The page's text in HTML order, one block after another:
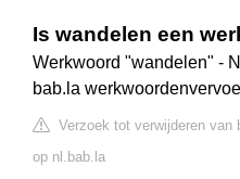
Is wandelen een
Werkwoord "wandelen" -
bab.la
Verzoek tot verwijderen van
op nl.bab.la